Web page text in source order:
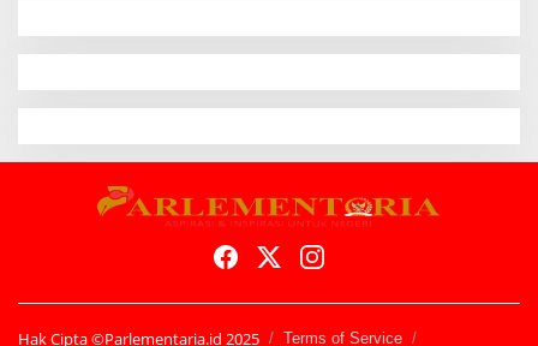
Hak Cipta ©Parlementaria.id 2025 Terms of Service